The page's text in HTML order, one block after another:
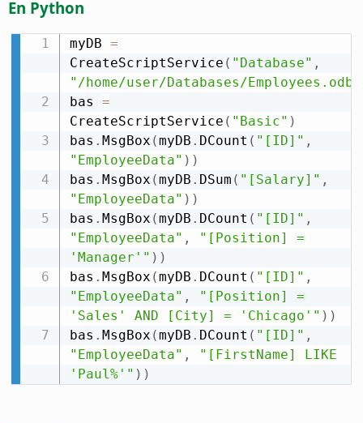
En Python
myDB =
CreateScriptService ( "Database" ,
"/home/user/Databases/Employees.odb"
bas =
CreateScriptService ( "Basic" )
bas . MsgBox (myDB . DCount ( "[ID]" ,
"EmployeeData" ) )
bas . MsgBox (myDB . DSum ( "[Salary]" ,
"EmployeeData" ) )
bas . MsgBox (myDB . DCount ( "[ID]" ,
"EmployeeData" ,
"[Position] =
'Manager'" ) )
bas . MsgBox (myDB . DCount ( "[ID]" ,
"EmployeeData" ,
"[Position] =
'Sales' AND [City] = 'Chicago'" ) )
bas . MsgBox (myDB . DCount ( "[ID]" ,
"EmployeeData" ,
"[FirstName] LIKE
'Paul%'" ) )